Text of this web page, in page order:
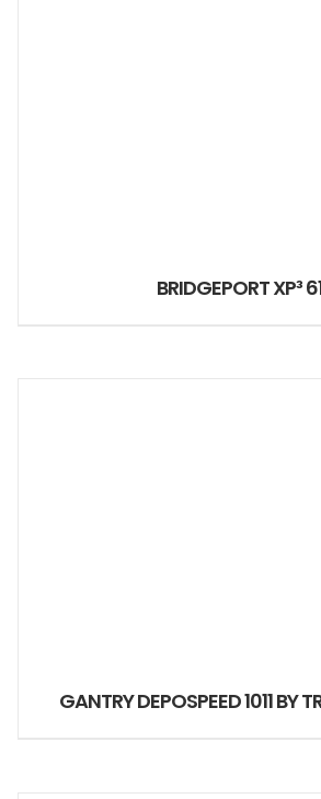
BRIDGEPORT XP³
GANTRY DEPOSPEED 1011 BY